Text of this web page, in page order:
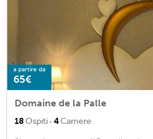
a partire da
65€
Domaine de la Palle
18Ospiti · 4Camere